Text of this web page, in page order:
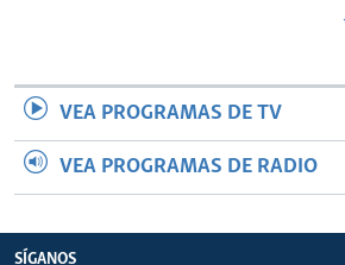
VEA PROGRAMAS DE TV
VEA PROGRAMAS DE RADIO
SÍGANOS